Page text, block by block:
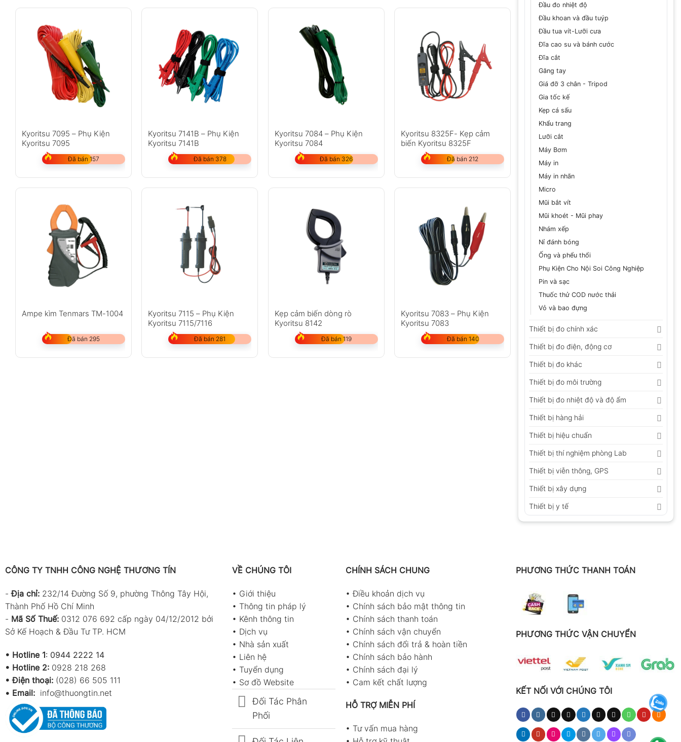
Đầu đo nhiệt độ
Đầu khoan và đầu tuýp
Đầu tua vít-Lưỡi cưa
Đĩa cao su và bánh cước
Đĩa cắt
Găng tay
Giá đỡ 3 chân - Tripod
Gia tốc kế
Kẹp cá sấu
Khẩu trang
Lưỡi cắt
Máy Bơm
Máy in
Máy in nhãn
Micro
Mũi bắt vít
Mũi khoét - Mũi phay
Nhám xếp
Nỉ đánh bóng
Ống và phểu thổi
Phụ Kiện Cho Nội Soi Công Nghiệp
Pin và sạc
Thuốc thử COD nước thải
Vỏ và bao đựng
Thiết bị đo chính xác
Thiết bị đo điện, động cơ
Thiết bị đo khác
Thiết bị đo môi trường
Thiết bị đo nhiệt độ và độ ẩm
Thiết bị hàng hải
Thiết bị hiệu chuẩn
Thiết bị thí nghiệm phòng Lab
Thiết bị viễn thông, GPS
Thiết bị xây dựng
Thiết bị y tế
Kyoritsu 7095 – Phụ Kiện
Kyoritsu 7095
Đã bán 157
Kyoritsu 7141B – Phụ Kiện
Kyoritsu 7141B
Đã bán 378
Kyoritsu 7084 – Phụ Kiện
Kyoritsu 7084
Đã bán 326
Kyoritsu 8325F- Kẹp cảm
biến Kyoritsu 8325F
Đã bán 212
Ampe kìm Tenmars TM-1004
Đã bán 295
Kyoritsu 7115 – Phụ Kiện
Kyoritsu 7115/7116
Đã bán 281
Kẹp cảm biến dòng rò
Kyoritsu 8142
Đã bán 119
Kyoritsu 7083 – Phụ Kiện
Kyoritsu 7083
Đã bán 140
CÔNG TY TNHH CÔNG NGHỆ THƯƠNG TÍN
-Địa chỉ: 232/14 Đường Số 9, phường Thông Tây Hội,
Thành Phố Hồ Chí Minh
- Mã Số Thuế: 0312 076 692 cấp ngày 04/12/2012 bởi
Sở Kế Hoạch & Đầu Tư TP. HCM
• Hotline 1: 0944 2222 14
• Hotline 2: 0928 218 268
• Điện thoại: (028) 66 505 111
• Email: info@thuongtin.net
VỀ CHÚNG TÔI
• Giới thiệu
• Thông tin pháp lý
• Kênh thông tin
• Dịch vụ
• Nhà sản xuất
• Liên hệ
• Tuyển dụng
• Sơ đồ Website
Đối Tác Phân
Phối
CHÍNH SÁCH CHUNG
•Điều khoản dịch vụ
• Chính sách bảo mật thông tin
• Chính sách thanh toán
• Chính sách vận chuyển
• Chính sách đổi trả & hoàn tiền
• Chính sách bảo hành
• Chính sách đại lý
• Cam kết chất lượng
HỖ TRỢ MIỄN PHÍ
• Tư vấn mua hàng
PHƯƠNG THỨC THANH TOÁN
PHƯƠNG THỨC VẬN CHUYỂN
KẾT NỐI VỚI CHÚNG TÔI